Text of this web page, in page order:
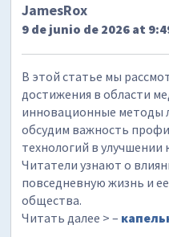
JamesRox
9 de junio de 2026 at
В этой статье мы
достижения в области
инновационные методы
обсудим важность
технологий в улучшении
Читатели узнают о
повседневную жизнь и
общества.
Читать далее > –